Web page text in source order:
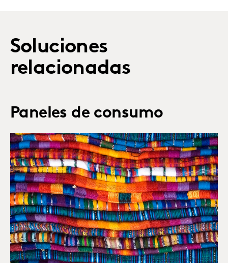
Soluciones
relacionadas
Paneles de consumo